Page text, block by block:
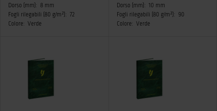
Dorso (mm): 8 mm
Fogli rilegabili (80 g/m²): 72
Colore: Verde
Dorso (mm): 10 mm
Fogli rilegabili (80 g/m²):
90
Colore: Verde